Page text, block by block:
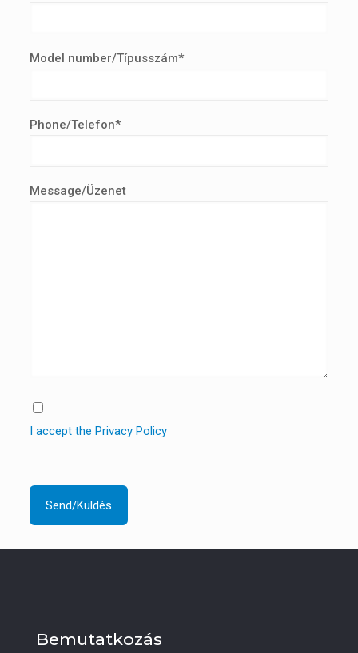
Model number/Típusszám*
Phone/Telefon*
Message/Üzenet
I accept the Privacy Policy
Bemutatkozás